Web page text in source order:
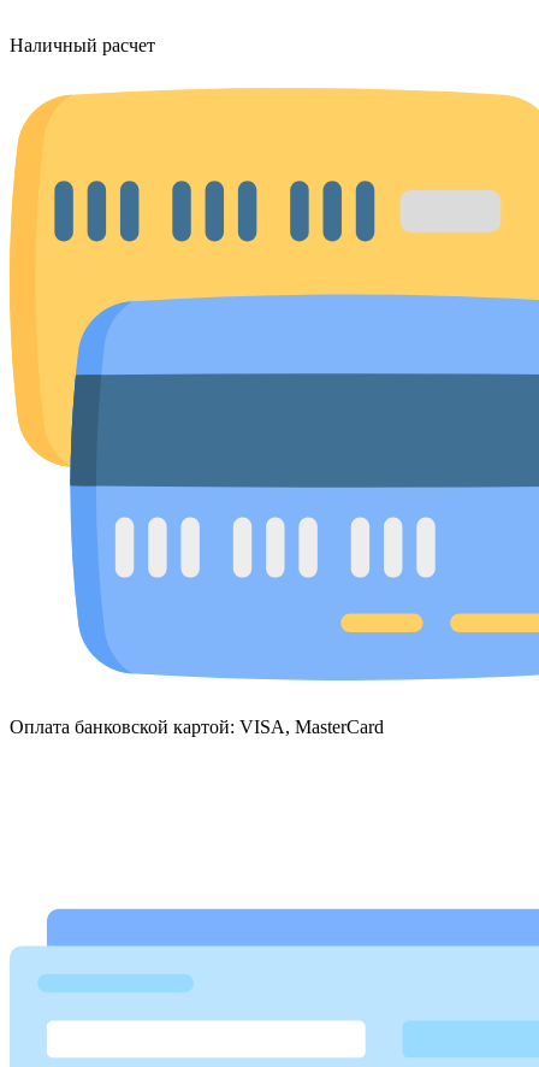
Наличный расчет
Оплата банковской картой: VISA, MasterCard